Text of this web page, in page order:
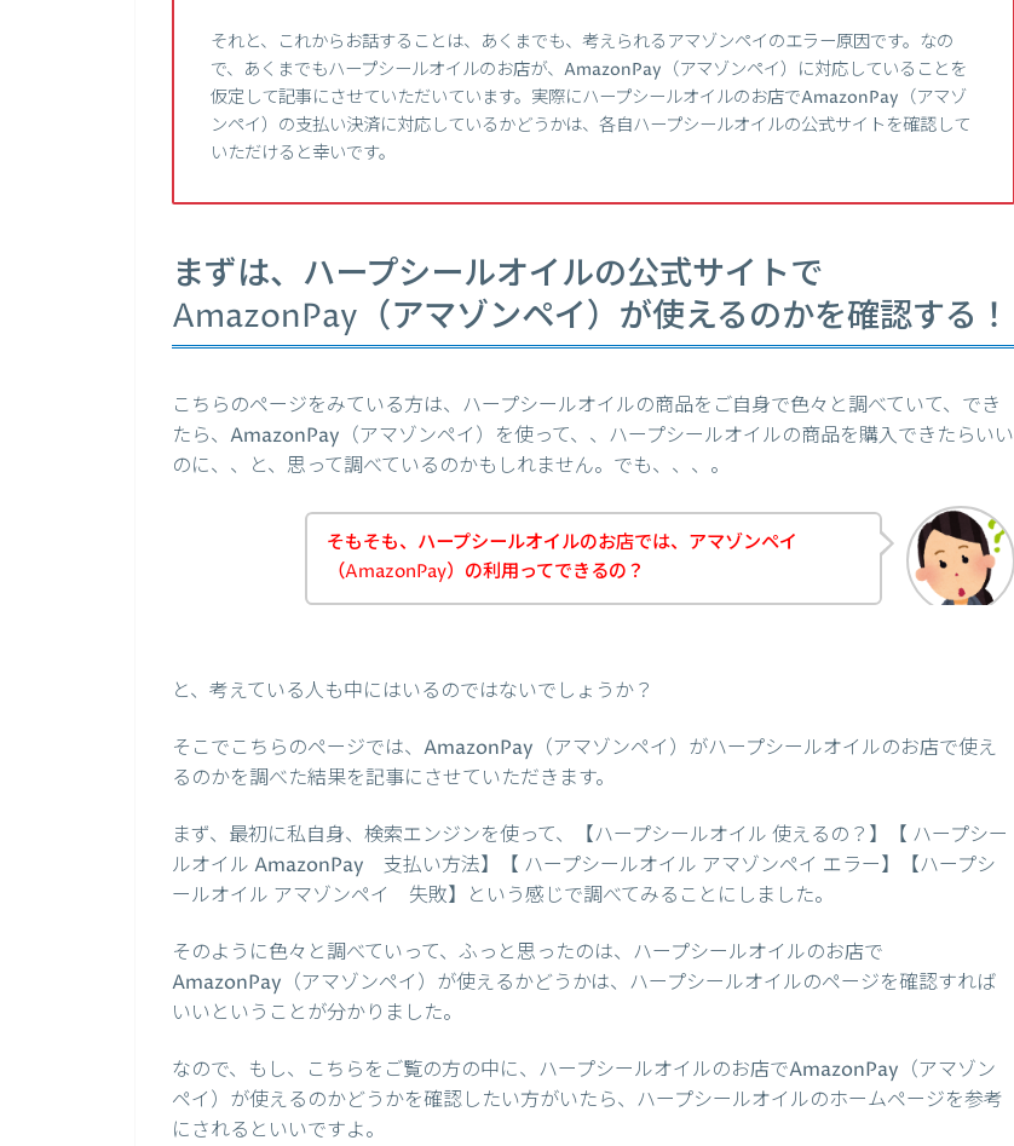
それと、これからお話することは、あくまでも、考えられるアマゾンペイのエラー原因です。なの
で、あくまでもハープシールオイルのお店が、AmazonPay（アマゾンペイ）に対応していることを
仮定して記事にさせていただいています。実際にハープシールオイルのお店でAmazonPay（アマゾ
ンペイ）の支払い決済に対応しているかどうかは、各自ハープシールオイルの公式サイトを確認して
いただけると幸いです。
まずは、ハープシールオイルの公式サイトで
AmazonPay（アマゾンペイ）が使えるのかを確認する！
こちらのページをみている方は、ハープシールオイルの商品をご自身で色々と調べていて、でき
たら、AmazonPay（アマゾンペイ）を使って、、ハープシールオイルの商品を購入できたらいい
のに、、と、思って調べているのかもしれません。でも、、、。
そもそも、ハープシールオイルのお店では、アマゾンペイ
（AmazonPay）の利用ってできるの？
と、考えている人も中にはいるのではないでしょうか？
そこでこちらのページでは、AmazonPay（アマゾンペイ）がハープシールオイルのお店で使え
るのかを調べた結果を記事にさせていただきます。
まず、最初に私自身、検索エンジンを使って、【ハープシールオイル 使えるの？】【 ハープシー
ルオイル AmazonPay 支払い方法】【 ハープシールオイル アマゾンペイ エラー】【ハープシ
ールオイル アマゾンペイ 失敗】という感じで調べてみることにしました。
そのように色々と調べていって、ふっと思ったのは、ハープシールオイルのお店で
AmazonPay（アマゾンペイ）が使えるかどうかは、ハープシールオイルのページを確認すれば
いいということが分かりました。
なので、もし、こちらをご覧の方の中に、ハープシールオイルのお店でAmazonPay（アマゾン
ペイ）が使えるのかどうかを確認したい方がいたら、ハープシールオイルのホームページを参考
にされるといいですよ。